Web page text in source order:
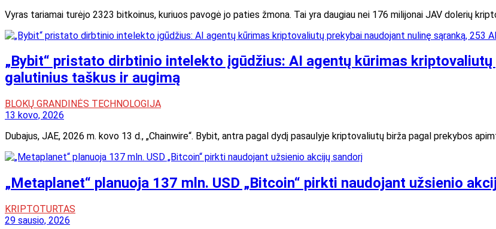
Vyras tariamai turėjo 2323 bitkoinus, kuriuos pavogė jo paties žmona. Tai yra daugiau nei 176 milijonai JAV dolerių
„Bybit“ pristato dirbtinio intelekto įgūdžius: AI agentų kūrimas
galutinius taškus ir augimą
BLOKŲ GRANDINĖS TECHNOLOGIJA
13 kovo, 2026
Dubajus, JAE, 2026 m. kovo 13 d., „Chainwire“. Bybit, antra pagal dydį pasaulyje kriptovaliutų birža pagal prekybos
„Metaplanet“ planuoja 137 mln. USD „Bitcoin“ pirkti naudojant užsienio
KRIPTOTURTAS
29 sausio, 2026